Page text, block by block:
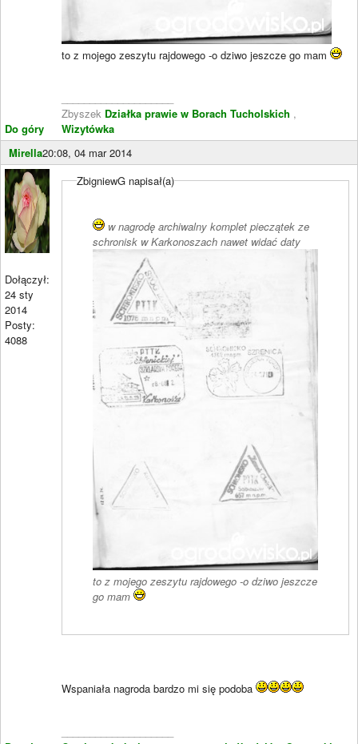
Do góry
to z mojego zeszytu rajdowego -o dziwo jeszcze go mam
Zbyszek Działka prawie w Borach Tucholskich ,
Wizytówka
Mirella20:08, 04 mar 2014
Dołączył:
24 sty
2014
Posty:
4088
ZbigniewG napisał(a)
w nagrodę archiwalny komplet pieczątek ze
schronisk w Karkonoszach nawet widać daty
to z mojego zeszytu rajdowego -o dziwo jeszcze
go mam
Wspaniała nagroda bardzo mi się podoba